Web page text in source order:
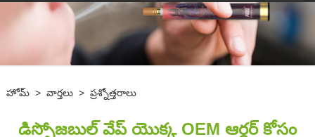
హోమ్ > వార్తలు > ప్రశ్నోత్తరాలు
డిస్పోజబుల్ వేప్ యొక్క OEM ఆర్డర్ కోసం